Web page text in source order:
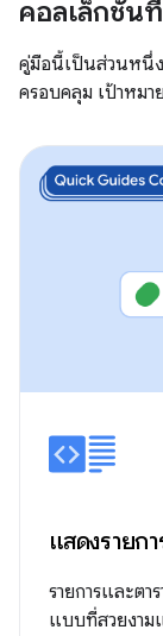
คอลเล็กชัน
คู่มือนี้เป็นส่วนหนึ่
ครอบคลุม เป้าหม
แสดงรายก
รายการและต
แบบที่สวยงาม